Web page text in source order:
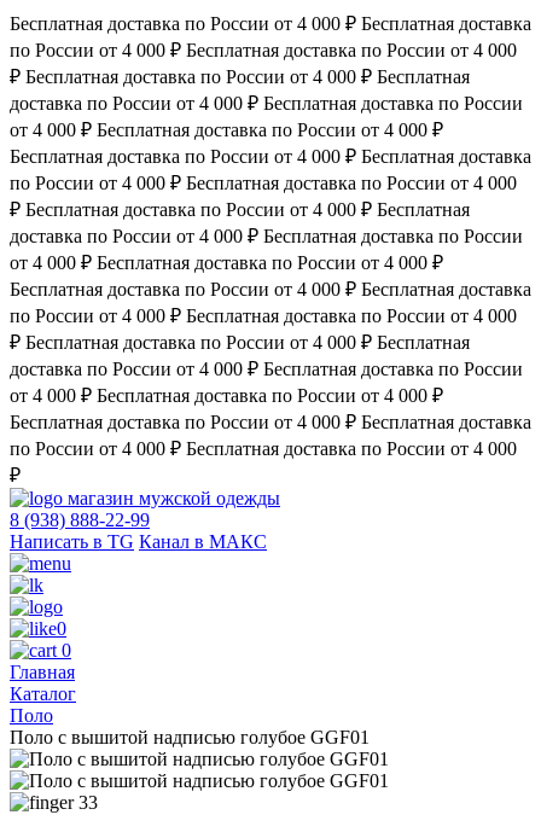
Бесплатная доставка по России от 4 000 ₽ Бесплатная доставка
по России от 4 000 ₽ Бесплатная доставка по России от 4 000
₽ Бесплатная доставка по России от 4 000 ₽ Бесплатная
доставка по России от 4 000 ₽ Бесплатная доставка по России
от 4 000 ₽ Бесплатная доставка по России от 4 000 ₽
Бесплатная доставка по России от 4 000 ₽ Бесплатная доставка
по России от 4 000 ₽ Бесплатная доставка по России от 4 000
₽ Бесплатная доставка по России от 4 000 ₽ Бесплатная
доставка по России от 4 000 ₽ Бесплатная доставка по России
от 4 000 ₽ Бесплатная доставка по России от 4 000 ₽
Бесплатная доставка по России от 4 000 ₽ Бесплатная доставка
по России от 4 000 ₽ Бесплатная доставка по России от 4 000
₽ Бесплатная доставка по России от 4 000 ₽ Бесплатная
доставка по России от 4 000 ₽ Бесплатная доставка по России
от 4 000 ₽ Бесплатная доставка по России от 4 000 ₽
Бесплатная доставка по России от 4 000 ₽ Бесплатная доставка
по России от 4 000 ₽ Бесплатная доставка по России от 4 000
₽
магазин мужской одежды
8 (938) 888-22-99
Написать в TG Канал в МАКС
0
0
Главная
Каталог
Поло
Поло с вышитой надписью голубое GGF01
33